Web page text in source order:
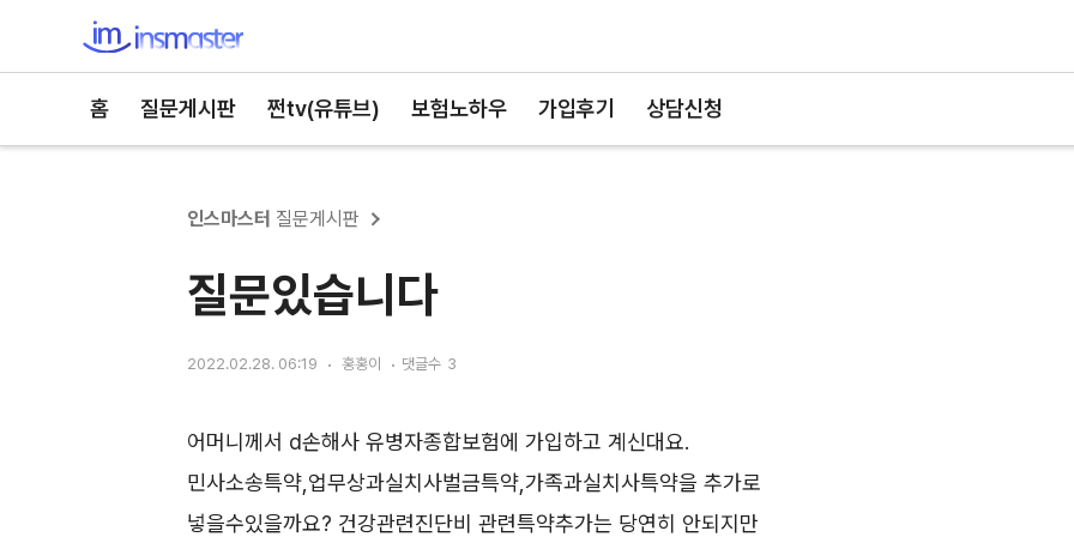
홈 질문게시판 쩐tv(유튜브) 보험노하우 가입후기 상담신청
인스마스터 질문게시판
질문있습니다
2022.02.28. 06:19 홍홍이 댓글수 3
어머니께서 d손해사 유병자종합보험에 가입하고 계신대요.
민사소송특약,업무상과실치사벌금특약,가족과실치사특약을 추가로
넣을수있을까요? 건강관련진단비 관련특약추가는 당연히 안되지만